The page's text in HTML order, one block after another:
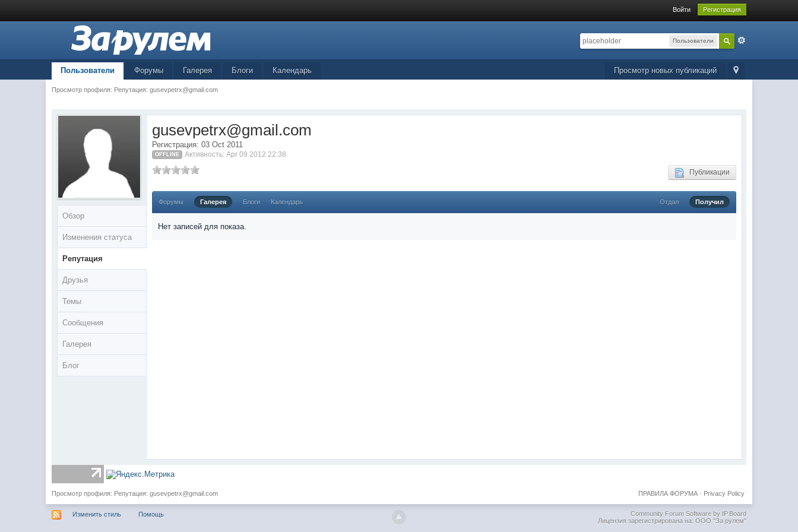
Войти Регистрация
Пользователи
Просмотр новых публикаций
Пользователи Форумы Галерея Блоги Календарь
Просмотр профиля: Репутация:gusevpetrx@gmail.com
Обзор
Изменения статуса
Репутация
Друзья
Темы
Сообщения
Галерея
Блог
gusevpetrx@gmail.com
Регистрация: 03 Oct 2011
OFFLINE Активность: Apr 09 2012 22:38
Публикации
Форумы Галерея Блоги Календарь Отдал Получил
Нет записей для показа.
Просмотр профиля: Репутация:gusevpetrx@gmail.com Privacy Policy
ПРАВИЛА ФОРУМА·
Изменить стиль Помощь
Community Forum Software by IP.Board
Лицензия зарегистрирована на: ООО "За рулем"